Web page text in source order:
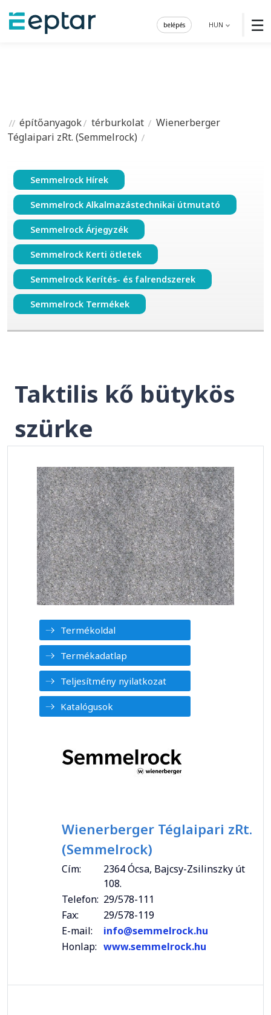
☰
HUN
belépés
építőanyagok térburkolat
Wienerberger
Téglaipari zRt. (Semmelrock)
Semmelrock Hírek
Semmelrock Alkalmazástechnikai útmutató
Semmelrock Árjegyzék
Semmelrock Kerti ötletek
Semmelrock Kerítés- és falrendszerek
Semmelrock Termékek
Taktilis kő bütykös
szürke
Termékoldal
Termékadatlap
Teljesítmény nyilatkozat
Katalógusok
Wienerberger Téglaipari zRt.
(Semmelrock)
Cím:
2364 Ócsa, Bajcsy-Zsilinszky út
108.
Telefon: 29/578-111
Fax:
29/578-119
E-mail:
info@semmelrock.hu
Honlap: www.semmelrock.hu